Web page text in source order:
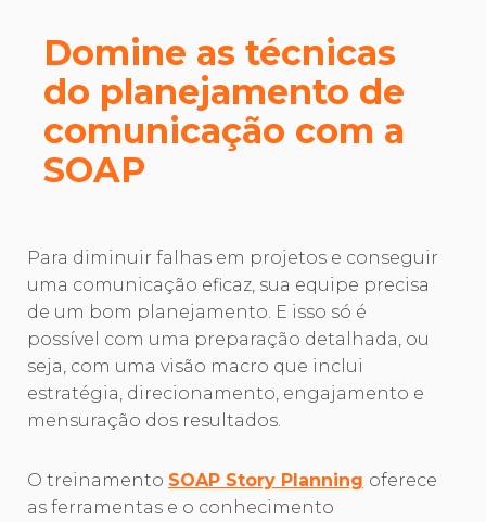
Domine as técnicas
do planejamento de
comunicação com a
SOAP
Para diminuir falhas em projetos e conseguir
uma comunicação eficaz, sua equipe precisa
de um bom planejamento. E isso só é
possível com uma preparação detalhada, ou
seja, com uma visão macro que inclui
estratégia, direcionamento, engajamento e
mensuração dos resultados.
O treinamento SOAP Story Planning oferece
as ferramentas e o conhecimento